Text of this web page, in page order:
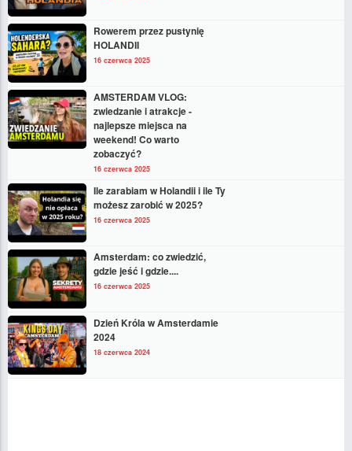
Rowerem przez pustynię
HOLANDII
16 czerwca 2025
AMSTERDAM VLOG:
zwiedzanie i atrakcje -
najlepsze miejsca na
weekend! Co warto
zobaczyć?
16 czerwca 2025
Ile zarabiam w Holandii i ile Ty
możesz zarobić w 2025?
16 czerwca 2025
Amsterdam: co zwiedzić,
gdzie jeść i gdzie....
16 czerwca 2025
Dzień Króla w Amsterdamie
2024
18 czerwca 2024